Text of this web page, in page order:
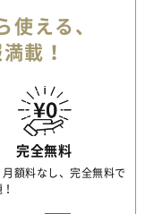
える、
載！
完全無料
額料なし、完全無料で